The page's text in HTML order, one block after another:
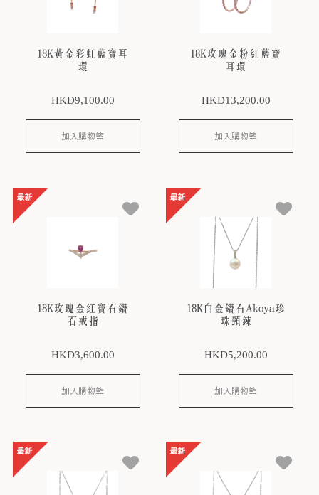
18K黃金彩虹藍寶耳
環
HKD9,100.00
加入購物籃
18K玫瑰金粉紅藍寶
耳環
HKD13,200.00
加入購物籃
18K玫瑰金紅寶石鑽
石戒指
HKD3,600.00
加入購物籃
18K白金鑽石Akoya珍
珠頸鍊
HKD5,200.00
加入購物籃